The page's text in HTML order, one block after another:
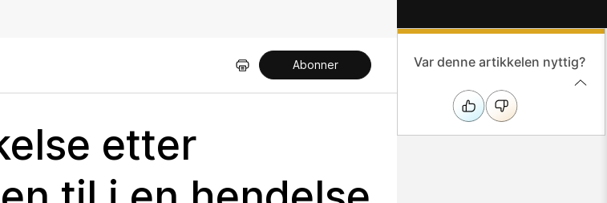
Abonner
etter
Var denne artikkelen nyttig?